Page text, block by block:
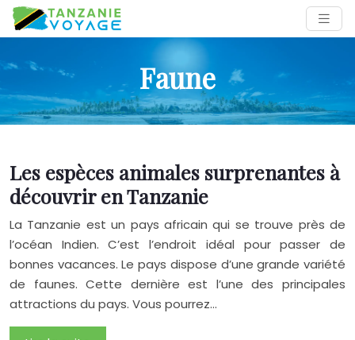
Faune
Les espèces animales surprenantes à
découvrir en Tanzanie
La Tanzanie est un pays africain qui se trouve près de
l’océan Indien. C’est l’endroit idéal pour passer de
bonnes vacances. Le pays dispose d’une grande variété
de faunes. Cette dernière est l’une des principales
attractions du pays. Vous pourrez…